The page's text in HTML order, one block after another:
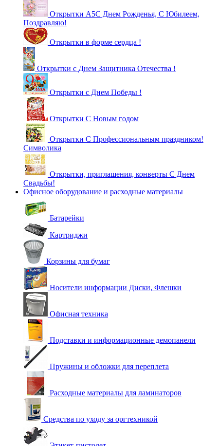
Открытки А5С Днем Рожденья, С Юбилеем,
Поздравляю!
Открытки в форме сердца !
Открытки с Днем Защитника Отечества !
Открытки с Днем Победы !
Открытки С Новым годом
Открытки С Профессиональным праздником!
Символика
Открытки, приглашения, конверты С Днем
Свадьбы!
Офисное оборудование и расходные материалы
Батарейки
Картриджи
Корзины для бумаг
Носители информации Диски, Флешки
Офисная техника
Подставки и информационные демопанели
Пружины и обложки для переплета
Расходные материалы для ламинаторов
Средства по уходу за оргтехникой